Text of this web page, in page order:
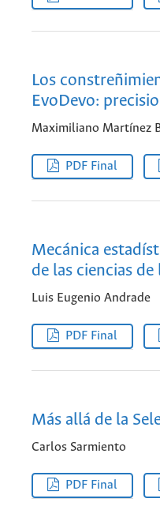
Los
EvoDevo:
Maximiliano Martínez
PDF Final
Mecánica
de las ciencias
Luis Eugenio Andrade
PDF Final
Más allá de la
Carlos Sarmiento
PDF Final